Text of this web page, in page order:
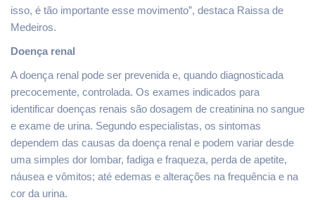
isso, é tão importante esse movimento”, destaca Raissa de
Medeiros.
Doença renal
A doença renal pode ser prevenida e, quando diagnosticada
precocemente, controlada. Os exames indicados para
identificar doenças renais são dosagem de creatinina no sangue
e exame de urina. Segundo especialistas, os sintomas
dependem das causas da doença renal e podem variar desde
uma simples dor lombar, fadiga e fraqueza, perda de apetite,
náusea e vômitos; até edemas e alterações na frequência e na
cor da urina.